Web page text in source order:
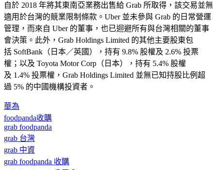
自於 2018 年將其東南亞業務出售給 Grab 所取得，該交易並無
適用於台灣的競業限制條款。Uber 並未參與 Grab 的日常營運
管理，而來自 Uber 的董事，也已迴避所有與台灣相關的董事
會決策。此外，Grab Holdings Limited 的其他主要股東包
括 SoftBank（日本／英國），持有 9.8% 股權及 2.6% 投票
權；以及 Toyota Motor Corp（日本），持有 5.4% 股權
及 1.4% 投票權，Grab Holdings Limited 並無已知持股比例超
過 5% 的中國機構投資者。
華為
foodpanda收購
grab foodpanda
grab 台灣
grab 中資
grab foodpanda 收購